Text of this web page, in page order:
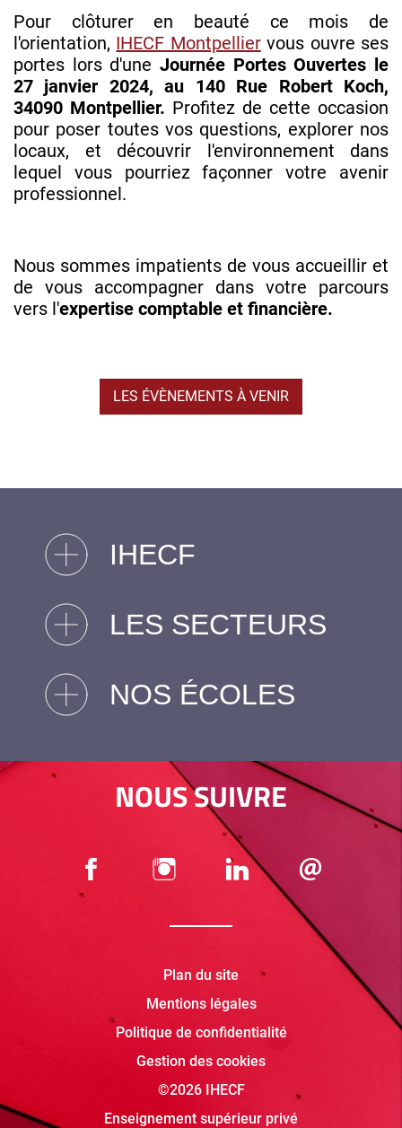
Pour clôturer en beauté ce mois de
l'orientation, IHECF Montpelliervous ouvre ses
portes lors d'une Journée Portes Ouvertes le
27 janvier 2024, au 140 Rue Robert Koch,
34090 Montpellier. Profitez de cette occasion
pour poser toutes vos questions, explorer nos
locaux, et découvrir l'environnement dans
lequel vous pourriez façonner votre avenir
professionnel.
Nous sommes impatients de vous accueillir et
de vous accompagner dans votre parcours
vers l'expertise comptable et financière.
LES ÉVÈNEMENTS À VENIR
IHECF
LES SECTEURS
NOS ÉCOLES
NOUS SUIVRE
Plan du site
Mentions légales
Politique de confidentialité
Gestion des cookies
©2026 IHECF
Enseignement supérieur privé